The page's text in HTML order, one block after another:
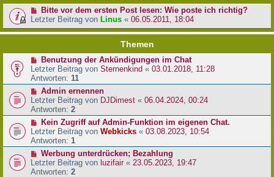
Bitte vor dem ersten Post lesen: Wie poste ich richtig?
Letzter Beitrag von Linus « 06.05.2011, 18:04
Themen
Benutzung der Ankündigungen im Chat
Letzter Beitrag von Sternenkind « 03.01.2018, 11:28
Antworten: 11
Admin ernennen
Letzter Beitrag von DJDimest « 06.04.2024, 00:24
Antworten: 2
Kein Zugriff auf Admin-Funktion im eigenen Chat.
Letzter Beitrag von Webkicks « 03.08.2023, 10:54
Antworten: 1
Werbung unterdrücken; Bezahlung
Letzter Beitrag von luzifair « 23.05.2023, 19:47
Antworten: 2